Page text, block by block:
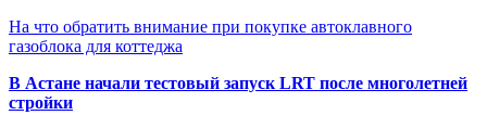
На что обратить внимание при покупке автоклавного
газоблока для коттеджа
В Астане начали тестовый запуск LRT после многолетней
стройки